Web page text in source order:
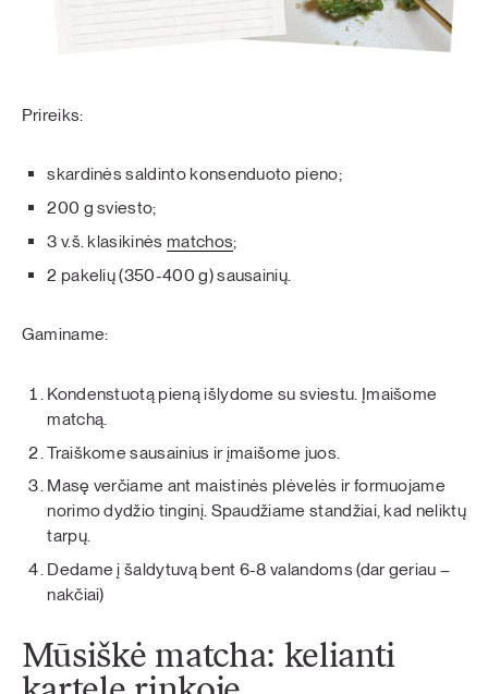
Prireiks:
skardinės saldinto konsenduoto pieno;
200 g sviesto;
3 v.š. klasikinės matchos;
2 pakelių (350-400 g) sausainių.
Gaminame:
Kondenstuotą pieną išlydome su sviestu. Įmaišome
matchą.
Traiškome sausainius ir įmaišome juos.
Masę verčiame ant maistinės plėvelės ir formuojame
norimo dydžio tinginį. Spaudžiame standžiai, kad neliktų
tarpų.
Dedame į šaldytuvą bent 6-8 valandoms (dar geriau –
nakčiai)
Mūsiškė matcha: kelianti